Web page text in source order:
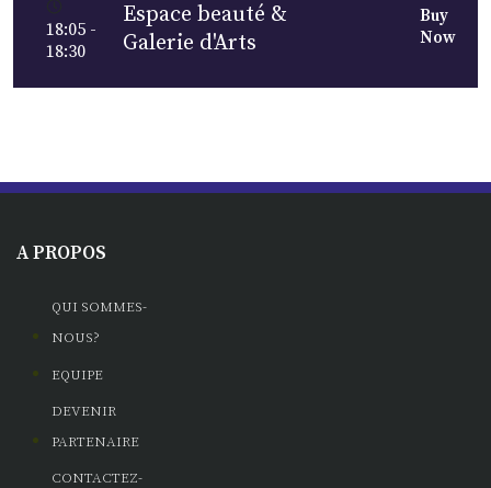
18:05 -
18:30
Espace beauté &
Galerie d'Arts
Buy
Now
A PROPOS
QUI SOMMES-
NOUS?
EQUIPE
DEVENIR
PARTENAIRE
CONTACTEZ-